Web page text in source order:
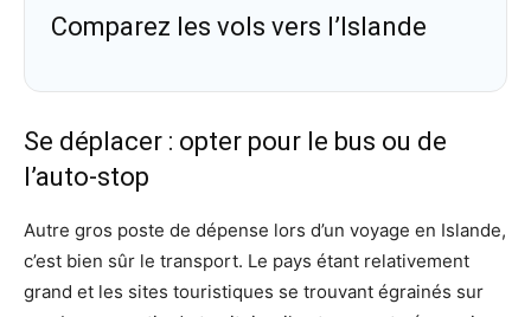
Comparez les vols vers l’Islande
Se déplacer : opter pour le bus ou de
l’auto-stop
Autre gros poste de dépense lors d’un voyage en Islande,
c’est bien sûr le transport. Le pays étant relativement
grand et les sites touristiques se trouvant égrainés sur